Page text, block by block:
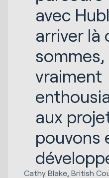
avec
arriver là
vraiment
aux
pouvons
Cathy Blake, British